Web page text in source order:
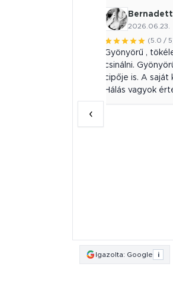
közül! Hamarosan
2026.06.23.
(5.0 /
Gyönyörű ,
csinálni.
cipője is. A
Hálás vagyok
‹
Igazolta: Google i